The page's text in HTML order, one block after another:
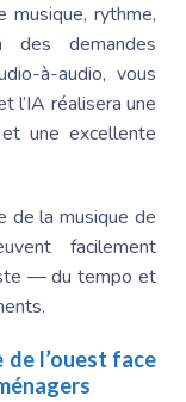
musique, rythme,
des demandes
à-audio, vous
l’IA réalisera une
une excellente
de la musique de
facilement
— du tempo et
de l’ouest face